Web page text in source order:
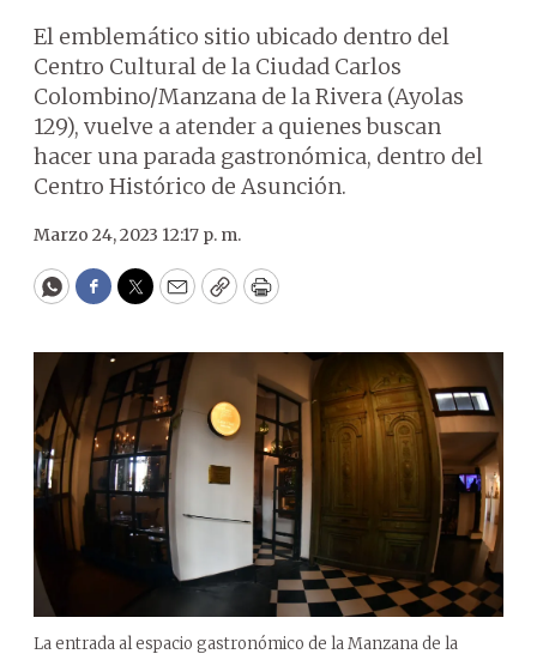
El emblemático sitio ubicado dentro del
Centro Cultural de la Ciudad Carlos
Colombino/Manzana de la Rivera (Ayolas
129), vuelve a atender a quienes buscan
hacer una parada gastronómica, dentro del
Centro Histórico de Asunción.
Marzo 24, 2023 12:17 p. m.
WhatsApp
Facebook
Twitter
EmailCopyPrint
La entrada al espacio gastronómico de la Manzana de la